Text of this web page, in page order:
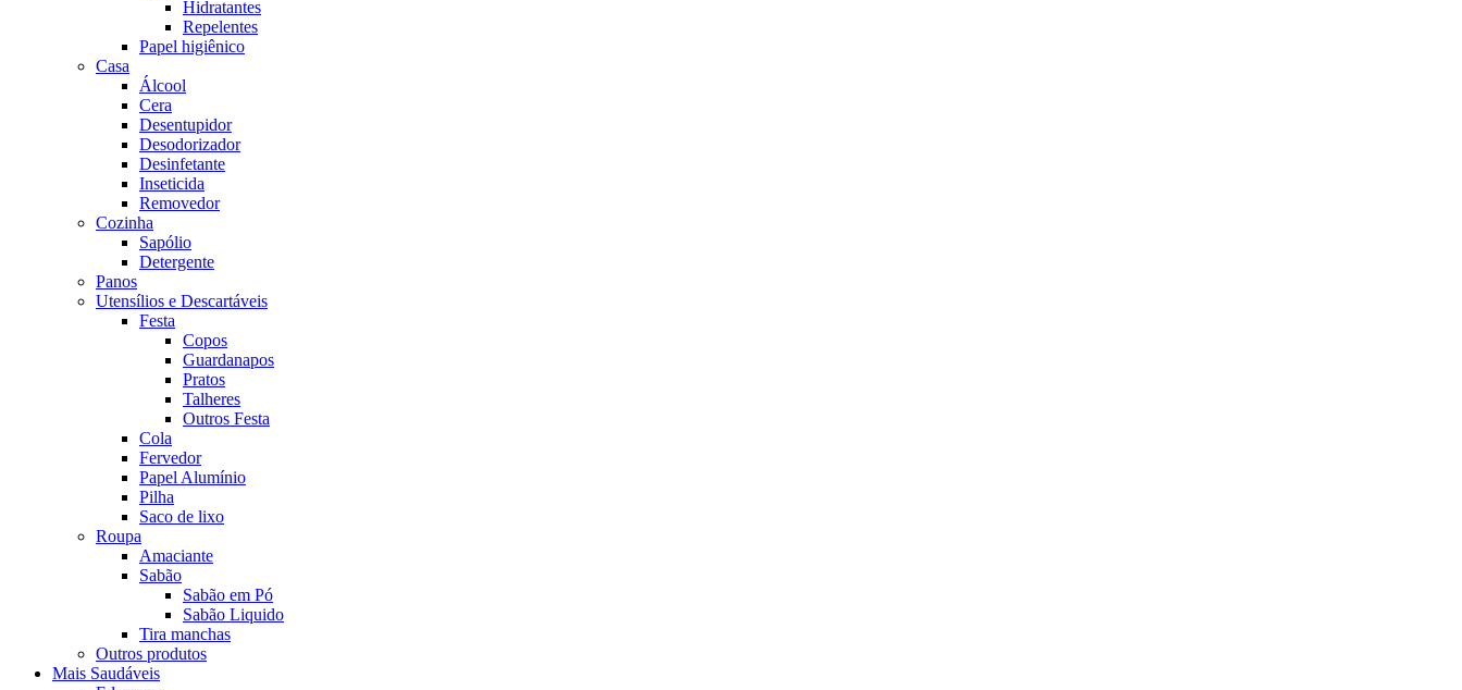
Hidratantes
Repelentes
Papel higiênico
Casa
Álcool
Cera
Desentupidor
Desodorizador
Desinfetante
Inseticida
Removedor
Cozinha
Sapólio
Detergente
Panos
Utensílios e Descartáveis
Festa
Copos
Guardanapos
Pratos
Talheres
Outros Festa
Cola
Fervedor
Papel Alumínio
Pilha
Saco de lixo
Roupa
Amaciante
Sabão
Sabão em Pó
Sabão Liquido
Tira manchas
Outros produtos
Mais Saudáveis